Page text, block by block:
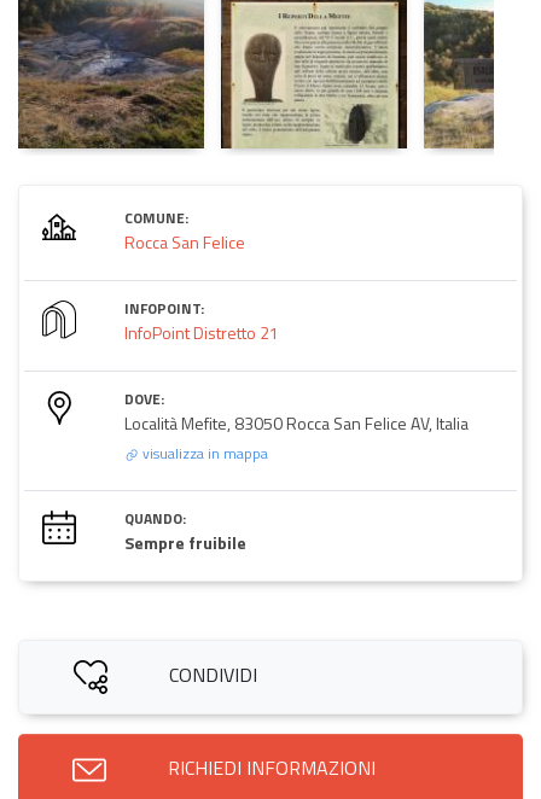
COMUNE:
Rocca San Felice
INFOPOINT:
InfoPoint Distretto 21
DOVE:
Località Mefite, 83050 Rocca San Felice AV, Italia
visualizza in mappa
QUANDO:
Sempre fruibile
CONDIVIDI
RICHIEDI INFORMAZIONI